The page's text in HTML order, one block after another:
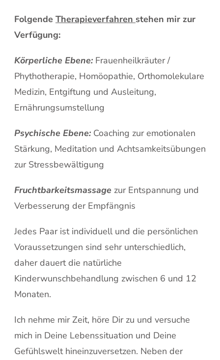
Folgende Therapieverfahren stehen mir zur
Verfügung:
Körperliche Ebene: Frauenheilkräuter /
Phythotherapie, Homöopathie, Orthomolekulare
Medizin, Entgiftung und Ausleitung,
Ernährungsumstellung
Psychische Ebene: Coaching zur emotionalen
Stärkung, Meditation und Achtsamkeitsübungen
zur Stressbewältigung
Fruchtbarkeitsmassage zur Entspannung und
Verbesserung der Empfängnis
Jedes Paar ist individuell und die persönlichen
Voraussetzungen sind sehr unterschiedlich,
daher dauert die natürliche
Kinderwunschbehandlung zwischen 6 und 12
Monaten.
Ich nehme mir Zeit, höre Dir zu und versuche
mich in Deine Lebenssituation und Deine
Gefühlswelt hineinzuversetzen. Neben der